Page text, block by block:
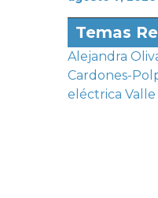
Temas
Alejandra
Cardones-
eléctrica